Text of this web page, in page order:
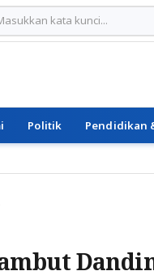
Politik Pendidikan